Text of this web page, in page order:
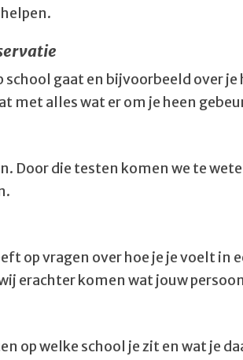
gaat en bijvoorbeeld over je
met alles wat er om je heen
Door die testen komen we te
op vragen over hoe je je voelt in
erachter komen wat jouw
op welke school je zit en wat je